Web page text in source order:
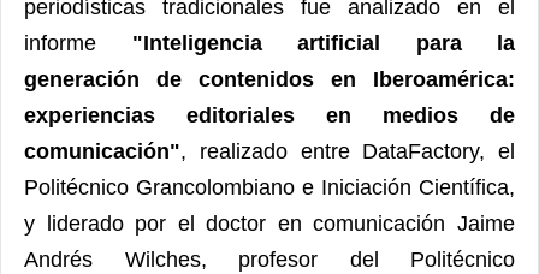
periodísticas tradicionales fue analizado en el
informe "Inteligencia artificial para la
generación de contenidos en Iberoamérica:
experiencias editoriales en medios de
comunicación", realizado entre DataFactory, el
Politécnico Grancolombiano e Iniciación Científica,
y liderado por el doctor en comunicación Jaime
Andrés Wilches, profesor del Politécnico